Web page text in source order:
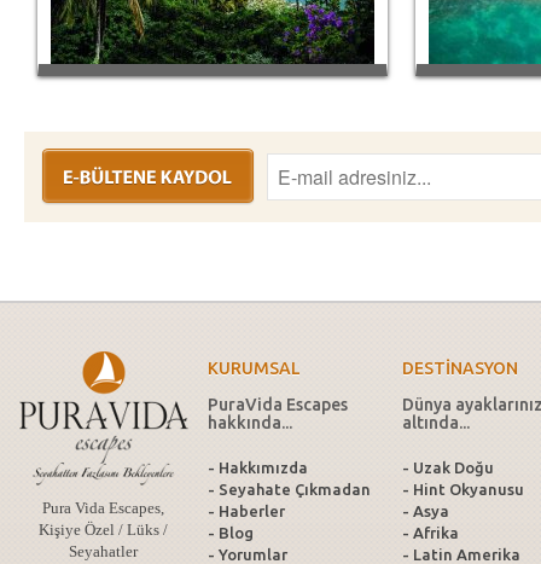
Pura Vida Escapes,
Kişiye Özel / Lüks /
Seyahatler
KURUMSAL
PuraVida Escapes
hakkında...
- Hakkımızda
- Seyahate Çıkmadan
- Haberler
- Blog
- Yorumlar
DESTİNASYON
Dünya
altında...
- Uzak Doğu
- Hint Okyanusu
- Asya
- Afrika
- Latin Amerika